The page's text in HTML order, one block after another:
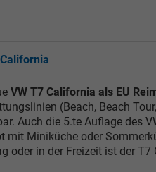
VW T7 California als EU
(Beach, Beach
Auch die 5.te Auflage des
mit Miniküche oder
oder in der Freizeit ist der T7